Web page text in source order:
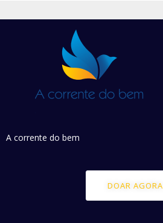
A corrente do bem
DOAR AGORA